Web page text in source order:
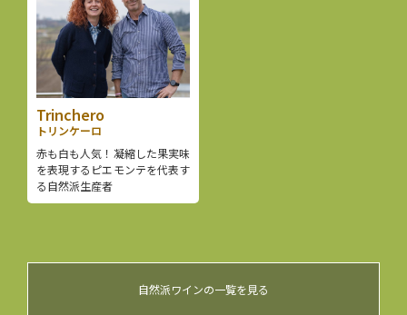
Trinchero
トリンケーロ
赤も白も人気！凝縮した果実味
を表現するピエモンテを代表す
る自然派生産者
自然派ワインの一覧を見る